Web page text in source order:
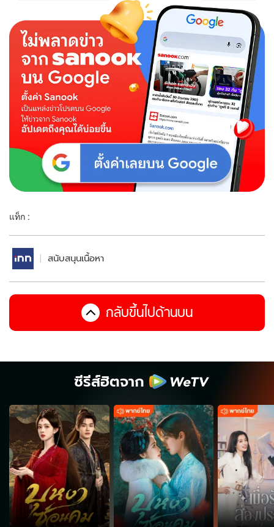
แท็ก :
สนับสนุนเนื้อหา
กลับขึ้นไปด้านบน
ซีรีส์ฮิตจาก